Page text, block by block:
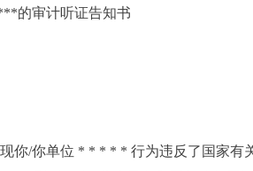
的审计听证告知书
你/你单位 * * * * * 行为违反了国家